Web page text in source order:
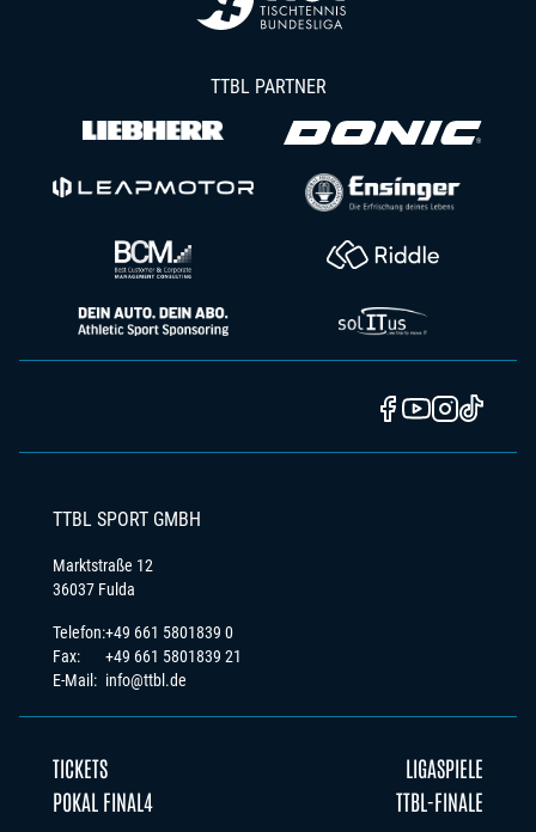
TTBL PARTNER
TTBL SPORT GMBH
Marktstraße 12
36037 Fulda
Telefon:
Fax:
E-Mail:
+49 661 5801839 0
+49 661 5801839 21
info@ttbl.de
TICKETS
LIGASPIELE
POKAL FINAL4
TTBL-FINALE